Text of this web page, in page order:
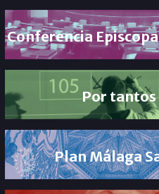
Conferencia
Por tantos
Plan Málaga